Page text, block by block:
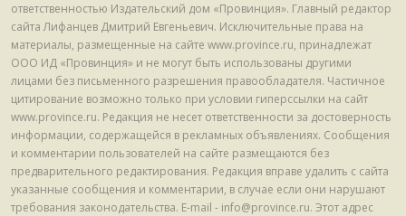
ответственностью Издательский дом «Провинция». Главный редактор
сайта Лифанцев Дмитрий Евгеньевич. Исключительные права на
материалы, размещенные на сайте www.province.ru, принадлежат
ООО ИД «Провинция» и не могут быть использованы другими
лицами без письменного разрешения правообладателя. Частичное
цитирование возможно только при условии гиперссылки на сайт
www.province.ru. Редакция не несет ответственности за достоверность
информации, содержащейся в рекламных объявлениях. Сообщения
и комментарии пользователей на сайте размещаются без
предварительного редактирования. Редакция вправе удалить с сайта
указанные сообщения и комментарии, в случае если они нарушают
требования законодательства. E-mail - info@province.ru. Этот адрес